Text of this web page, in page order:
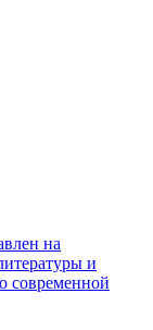
на
и
современной